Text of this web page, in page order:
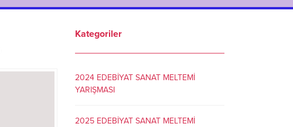
Kategoriler
2024 EDEBİYAT SANAT MELTEMİ
YARIŞMASI
2025 EDEBİYAT SANAT MELTEMİ